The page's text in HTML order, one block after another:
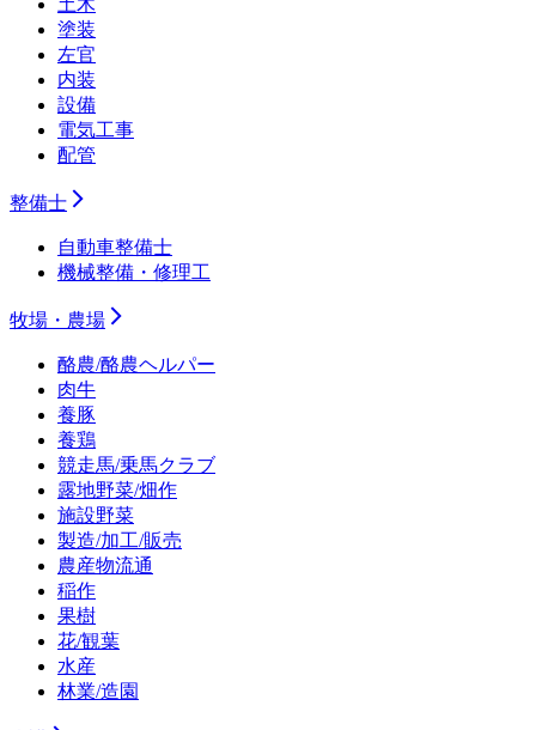
塗装
左官
内装
設備
電気工事
配管
整備士
自動車整備士
機械整備・修理工
牧場・農場
酪農/酪農ヘルパー
肉牛
養豚
養鶏
競走馬/乗馬クラブ
露地野菜/畑作
施設野菜
製造/加工/販売
農産物流通
稲作
果樹
花/観葉
水産
林業/造園